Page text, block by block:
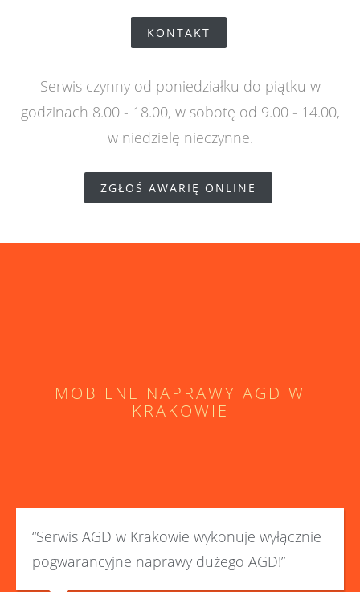
KONTAKT
Serwis czynny od poniedziałku do piątku w
godzinach 8.00 - 18.00, w sobotę od 9.00 - 14.00,
w niedzielę nieczynne.
ZGŁOŚ AWARIĘ ONLINE
MOBILNE NAPRAWY AGD W
KRAKOWIE
“Serwis AGD w Krakowie wykonuje wyłącznie
pogwarancyjne naprawy dużego AGD!”